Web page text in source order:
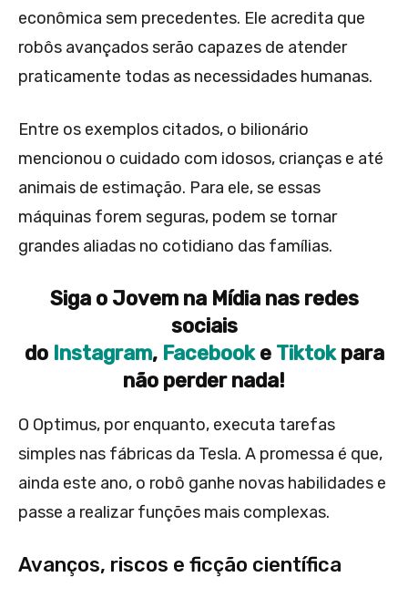
econômica sem precedentes. Ele acredita que
robôs avançados serão capazes de atender
praticamente todas as necessidades humanas.
Entre os exemplos citados, o bilionário
mencionou o cuidado com idosos, crianças e até
animais de estimação. Para ele, se essas
máquinas forem seguras, podem se tornar
grandes aliadas no cotidiano das famílias.
Siga o Jovem na Mídia nas redes
sociais
do Instagram, Facebooke Tiktokpara
não perder nada!
O Optimus, por enquanto, executa tarefas
simples nas fábricas da Tesla. A promessa é que,
ainda este ano, o robô ganhe novas habilidades e
passe a realizar funções mais complexas.
Avanços, riscos e ficção científica